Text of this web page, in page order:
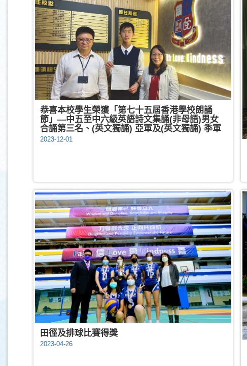
恭喜本校學生榮獲「第七十五屆香港學校朗誦
節」—中五至中六級英語詩文集誦(非母語)男女
合誦第三名、(英文獨誦) 亞軍及(英文獨誦) 季軍
2023-12-01
田徑及排球比賽得獎
2023-04-26